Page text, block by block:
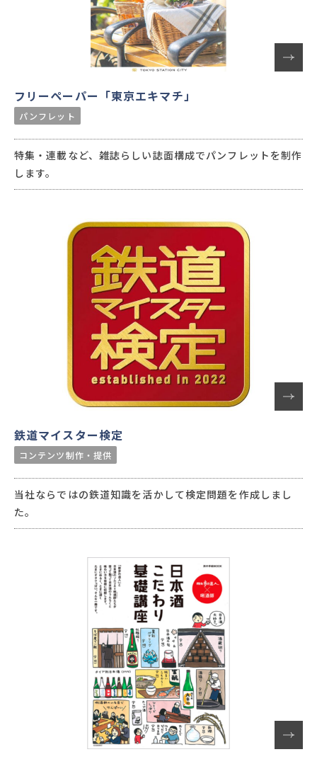
フリーペーパー「東京エキマチ」
パンフレット
特集・連載など、雑誌らしい誌面構成でパンフレットを制作
します。
鉄道マイスター検定
コンテンツ制作・提供
当社ならではの鉄道知識を活かして検定問題を作成しまし
た。